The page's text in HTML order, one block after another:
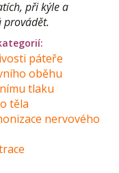
při kýle a
provádět.
páteře
oběhu
tlaku
těla
nervového